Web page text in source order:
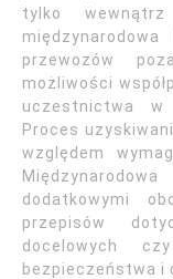
tylko
przewozów
możliwości
uczestnictwa w
Proces
względem
dodatkowymi
przepisów
docelowych
bezpieczeństwa i